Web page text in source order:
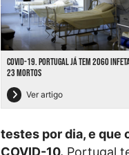
COVID-19. PORTUGAL JÁ TEM 2060
23 MORTOS
Ver artigo
testes por dia, e que
COVID-10. Portugal